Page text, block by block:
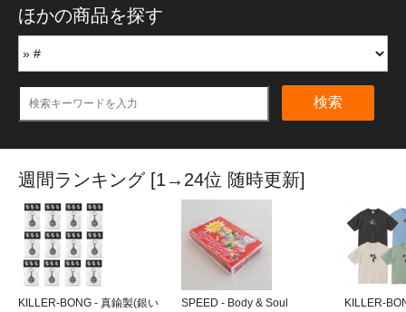
ほかの商品を探す
検索
週間ランキング [1→24位 随時更新]
KILLER-BONG - 真鍮製(銀い
SPEED - Body & Soul
KILLER-